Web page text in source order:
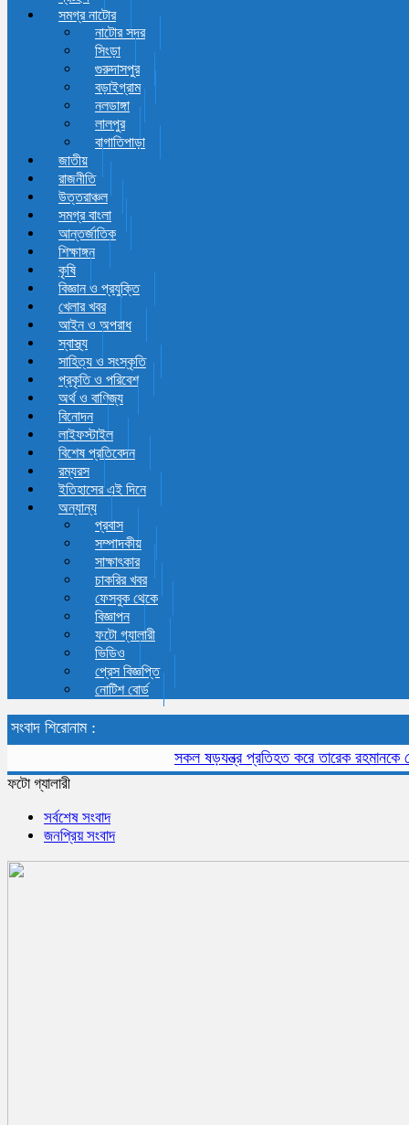
সমগ্র নাটোর
নাটোর সদর
সিংড়া
গুরুদাসপুর
বড়াইগ্রাম
নলডাঙ্গা
লালপুর
বাগাতিপাড়া
জাতীয়
রাজনীতি
উত্তরাঞ্চল
সমগ্র বাংলা
আন্তর্জাতিক
শিক্ষাঙ্গন
কৃষি
বিজ্ঞান ও প্রযুক্তি
খেলার খবর
আইন ও অপরাধ
স্বাস্থ্য
সাহিত্য ও সংস্কৃতি
প্রকৃতি ও পরিবেশ
অর্থ ও বাণিজ্য
বিনোদন
লাইফস্টাইল
বিশেষ প্রতিবেদন
রম্যরস
ইতিহাসের এই দিনে
অন্যান্য
প্রবাস
সম্পাদকীয়
সাক্ষাৎকার
চাকরির খবর
ফেসবুক থেকে
বিজ্ঞাপন
ফটো গ্যালারী
ভিডিও
প্রেস বিজ্ঞপ্তি
নোটিশ বোর্ড
সংবাদ শিরোনাম :
সকল ষড়যন্ত্র প্রতিহত করে তারেক রহমানকে দেশে
ফটো গ্যালারী
সর্বশেষ সংবাদ
জনপ্রিয় সংবাদ